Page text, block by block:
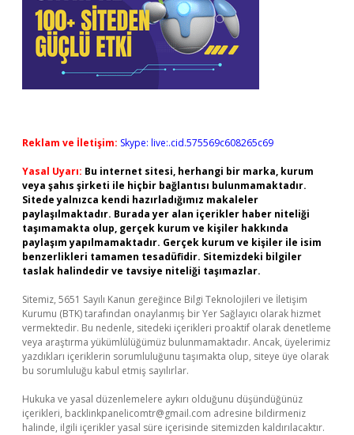
Reklam ve İletişim: Skype: live:.cid.575569c608265c69
Yasal Uyarı: Bu internet sitesi, herhangi bir marka, kurum
veya şahıs şirketi ile hiçbir bağlantısı bulunmamaktadır.
Sitede yalnızca kendi hazırladığımız makaleler
paylaşılmaktadır. Burada yer alan içerikler haber niteliği
taşımamakta olup, gerçek kurum ve kişiler hakkında
paylaşım yapılmamaktadır. Gerçek kurum ve kişiler ile isim
benzerlikleri tamamen tesadüfidir. Sitemizdeki bilgiler
taslak halindedir ve tavsiye niteliği taşımazlar.
Sitemiz, 5651 Sayılı Kanun gereğince Bilgi Teknolojileri ve İletişim
Kurumu (BTK) tarafından onaylanmış bir Yer Sağlayıcı olarak hizmet
vermektedir. Bu nedenle, sitedeki içerikleri proaktif olarak denetleme
veya araştırma yükümlülüğümüz bulunmamaktadır. Ancak, üyelerimiz
yazdıkları içeriklerin sorumluluğunu taşımakta olup, siteye üye olarak
bu sorumluluğu kabul etmiş sayılırlar.
Hukuka ve yasal düzenlemelere aykırı olduğunu düşündüğünüz
içerikleri, backlinkpanelicomtr@gmail.com adresine bildirmeniz
halinde, ilgili içerikler yasal süre içerisinde sitemizden kaldırılacaktır.